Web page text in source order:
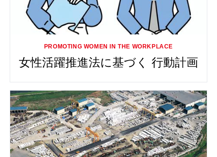
女性活躍推進法に基づく 行動計画